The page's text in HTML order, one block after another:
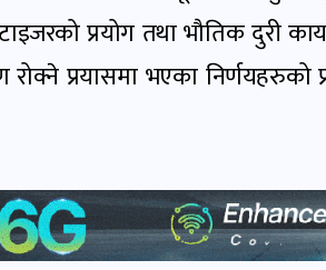
प्रयोग तथा भौतिक दुरी
प्रयासमा भएका निर्णयहरुको